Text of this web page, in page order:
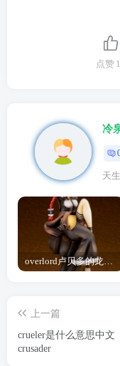
点赞
冷
天
overlord卢贝多的龙王谁厉害 「Overlord」露普斯蕾琪娜·贝塔手办开订
上一篇
crueler是什么意思中文
crusader